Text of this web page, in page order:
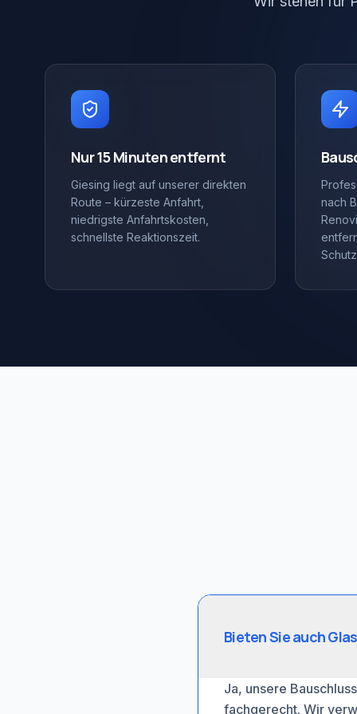
Nur 15 Minuten entfernt
Giesing liegt auf unserer direkten
Route – kürzeste Anfahrt,
niedrigste Anfahrtskosten,
schnellste Reaktionszeit.
nach
Bieten Sie auch
Ja, unsere
fachgerecht. Wir